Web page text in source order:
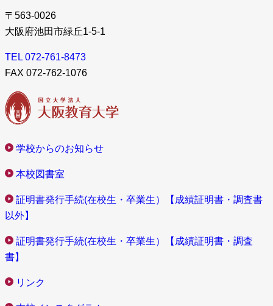
〒563-0026
大阪府池田市緑丘1-5-1
TEL 072-761-8473
FAX 072-762-1076
学校からのお知らせ
本校図書室
証明書発行手続(在校生・卒業生）【成績証明書・調査書
以外】
証明書発行手続(在校生・卒業生）【成績証明書・調査
書】
リンク